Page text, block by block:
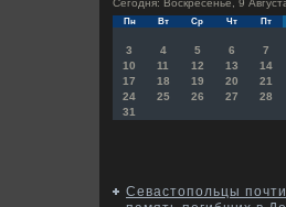
Сегодня: Воскресенье, 9
Пн Вт Ср Чт Пт
3
4 5 6 7
10
11 12 13 14
17
18 19 20 21
24
25 26 27 28
31
Севастопольцы